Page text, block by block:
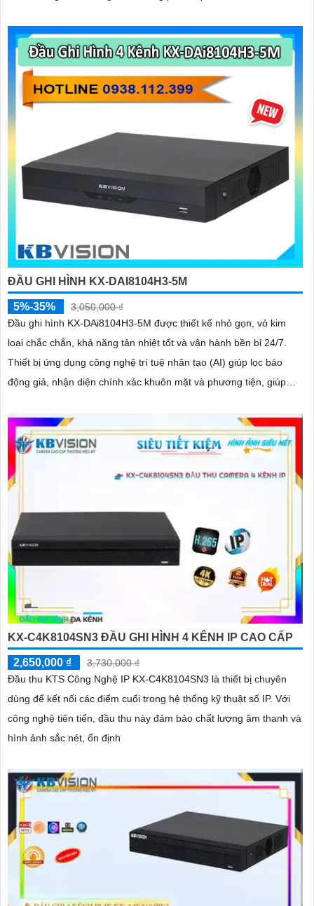
ĐẦU GHI HÌNH KX-DAI8104H3-5M
5%-35%
3,050,000 ₫
Đầu ghi hình KX-DAi8104H3-5M được thiết kế nhỏ gọn, vỏ kim
loại chắc chắn, khả năng tản nhiệt tốt và vận hành bền bỉ 24/7.
Thiết bị ứng dụng công nghệ trí tuệ nhân tạo (AI) giúp lọc báo
động giả, nhận diện chính xác khuôn mặt và phương tiện, giúp
KX-C4K8104SN3 ĐẦU GHI HÌNH 4 KÊNH IP CAO CẤP
2,650,000 ₫
3,730,000 ₫
Đầu thu KTS Công Nghệ IP KX-C4K8104SN3 là thiết bị chuyên
dùng để kết nối các điểm cuối trong hệ thống kỹ thuật số IP. Với
công nghệ tiên tiến, đầu thu này đảm bảo chất lượng âm thanh và
hình ảnh sắc nét, ổn định